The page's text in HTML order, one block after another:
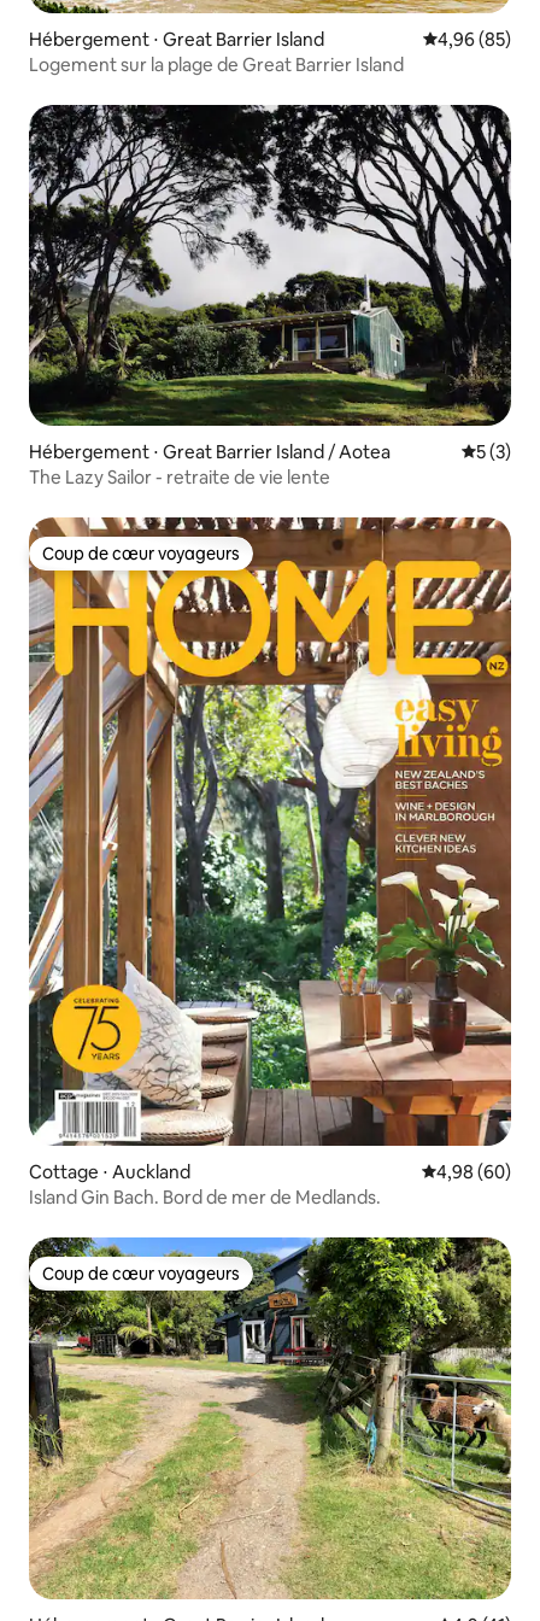
Hébergement ⋅ Great Barrier Island Évaluation
4,96 (85)
Logement sur la plage de Great Barrier Island
Hébergement ⋅ Great Barrier Island / Aotea
5 (3)
The Lazy Sailor - retraite de vie lente
Coup de cœur voyageurs
Coup de cœur voyageurs
Cottage ⋅ Auckland Évaluation
4,98 (60)
Island Gin Bach. Bord de mer de Medlands.
Coup de cœur voyageurs
Coup de cœur voyageurs